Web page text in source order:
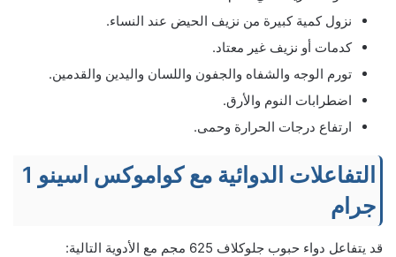
نزول كمية كبيرة من نزيف الحيض عند النساء.
كدمات أو نزيف غير معتاد.
تورم الوجه والشفاه والجفون واللسان واليدين والقدمين.
اضطرابات النوم والأرق.
ارتفاع درجات الحرارة وحمى.
التفاعلات الدوائية مع كواموكس اسينو 1
جرام
قد يتفاعل دواء حبوب جلوكلاف 625 مجم مع الأدوية التالية: